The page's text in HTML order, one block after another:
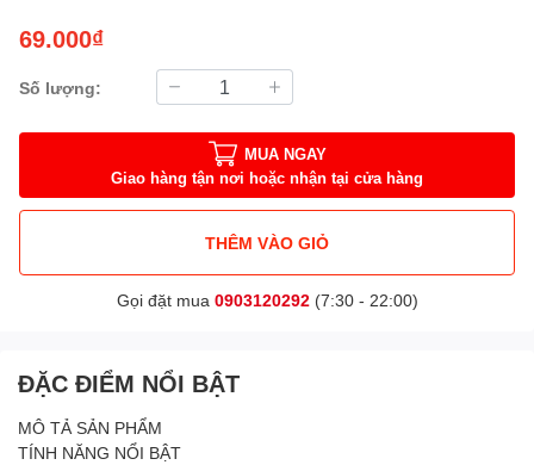
69.000₫
Số lượng:
MUA NGAY
Giao hàng tận nơi hoặc nhận tại cửa hàng
THÊM VÀO GIỎ
Gọi đặt mua 0903120292(7:30 - 22:00)
ĐẶC ĐIỂM NỔI BẬT
MÔ TẢ SẢN PHẨM
TÍNH NĂNG NỔI BẬT